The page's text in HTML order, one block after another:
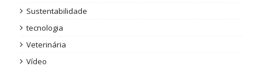
Sustentabilidade
tecnologia
Veterinária
Vídeo